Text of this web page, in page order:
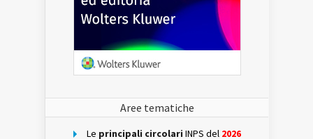
Aree tematiche
Le principali circolari INPS del 2026